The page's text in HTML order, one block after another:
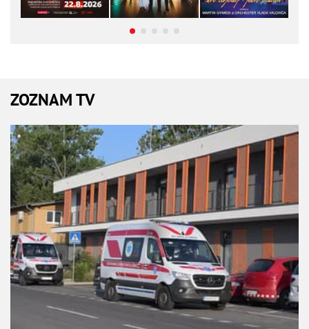
ZOZNAM TV